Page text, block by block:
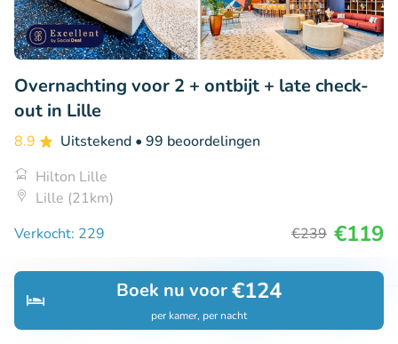
Zoeken Boekingen
Boek nu voor€124
per kamer, per nacht
Overnachting voor 2 + ontbijt + late check-
out in Lille
8.9 Uitstekend • 99 beoordelingen
Hilton Lille
Lille (21km)
Verkocht: 229
€239 €119